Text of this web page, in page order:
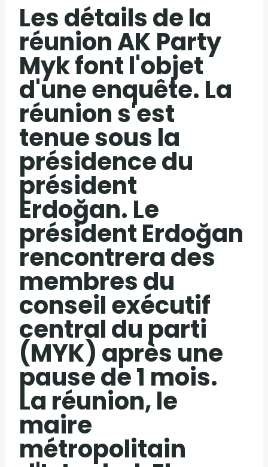
Les détails de la
réunion AK Party
Myk font l'objet
d'une enquête. La
réunion s'est
tenue sous la
présidence du
président
Erdoğan. Le
président Erdoğan
rencontrera des
membres du
conseil exécutif
central du parti
(MYK) après une
pause de 1 mois.
La réunion, le
maire
métropolitain